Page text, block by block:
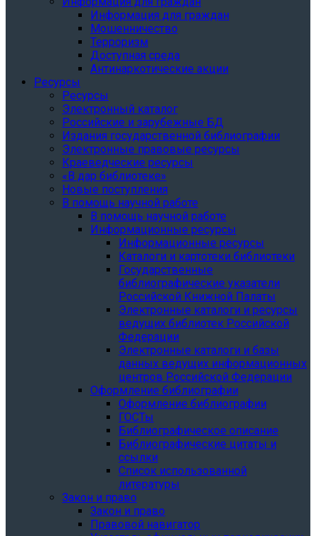
Информация для граждан
Мошенничество
Терроризм
Доступная среда
Антинаркотические акции
Ресурсы
Ресурсы
Электронный каталог
Российские и зарубежные БД
Издания государственной библиографии
Электронные правовые ресурсы
Краеведческие ресурсы
«В дар библиотеке»
Новые поступления
В помощь научной работе
В помощь научной работе
Информационные ресурсы
Информационные ресурсы
Каталоги и картотеки библиотеки
Государственные
библиографические указатели
Российской Книжной Палаты
Электронные каталоги и ресурсы
ведущих библиотек Российской
Федерации
Электронные каталоги и базы
данных ведущих информационных
центров Российской Федерации
Оформление библиографии
Оформление библиографии
ГОСТы
Библиографическое описание
Библиографические цитаты и
ссылки
Список использованной
литературы
Закон и право
Закон и право
Правовой навигатор